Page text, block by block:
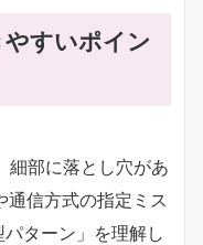
すいポイン
細部に落とし穴があ
信方式の指定ミス
ターン」を理解し